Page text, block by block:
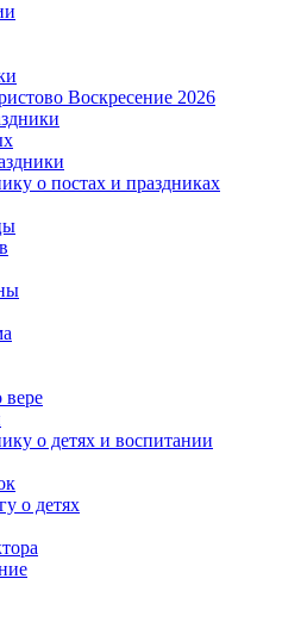
Воскресение 2026
о постах и праздниках
вере
о детях и воспитании
о детях